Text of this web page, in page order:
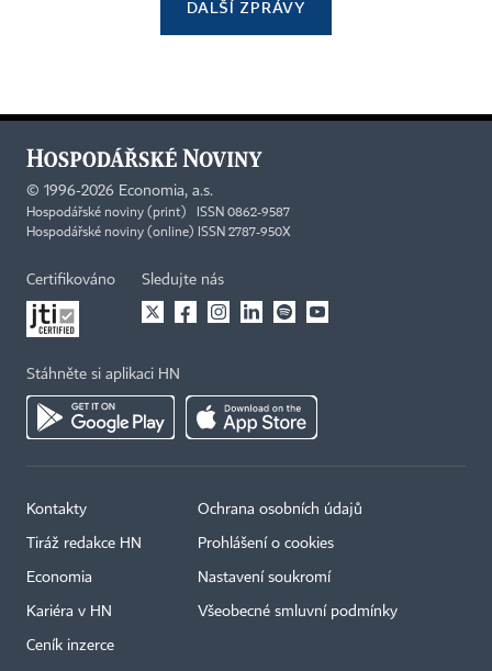
DALŠÍ ZPRÁVY
© 1996-2026 Economia, a.s.
Hospodářské noviny (print) ISSN 0862-9587
Hospodářské noviny (online) ISSN 2787-950X
Certifikováno Sledujte nás
Stáhněte si aplikaci HN
Kontakty
Tiráž redakce HN
Economia
Kariéra v HN
Ceník inzerce
Ochrana osobních údajů
Prohlášení o cookies
Nastavení soukromí
Všeobecné smluvní podmínky